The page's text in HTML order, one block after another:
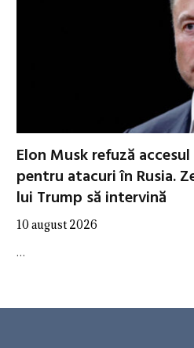
Elon Musk refuză
pentru atacuri în Rusia.
lui Trump să intervină
10 august 2026
…